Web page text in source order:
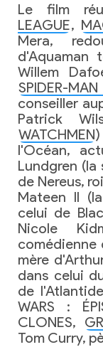
Le film
LEAGUE,
Mera,
Willem
SPIDER-
conseiller
Patrick
WATCHMEN
l'Océan,
Lundgren (la
de Nereus,
Mateen II
celui de
Nicole
comédienne
mère
dans celui
de
WARS :
CLONES,
Tom Curry,